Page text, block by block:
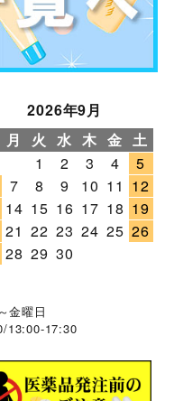
2026年9月
月 火 水 木 金 土
1
2 3 4
5
7 8 9 10 11 12
14 15 16 17 18 19
21 22 23 24 25 26
28 29 30
金曜日
13:00-17:30